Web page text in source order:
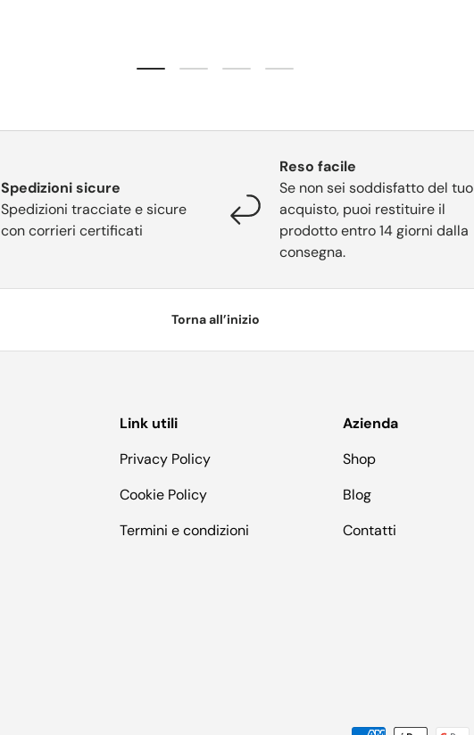
Carica slide 1 di 4
Carica slide 2 di 4
Carica slide 3 di 4
Carica slide 4 di 4
Spedizioni sicure
Spedizioni tracciate e sicure
con corrieri certificati
Reso facile
Se non sei soddisfatto del tuo
acquisto, puoi restituire il
prodotto entro 14 giorni dalla
consegna.
Torna all’inizio
Link utili
Privacy Policy
Cookie Policy
Termini e condizioni
Azienda
Shop
Blog
Contatti